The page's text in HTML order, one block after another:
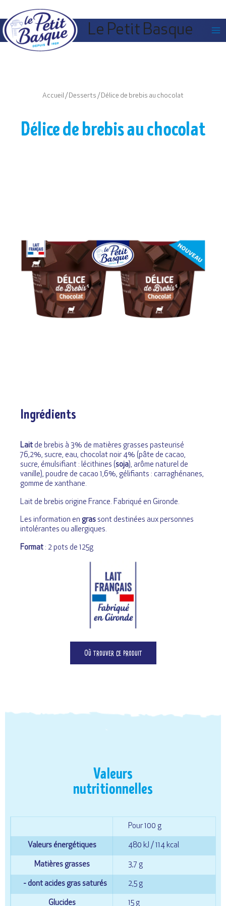
Le Petit Basque
Accueil / Desserts / Délice de brebis au chocolat
Délice de brebis au chocolat
Ingrédients
Lait de brebis à 3% de matières grasses pasteurisé
76,2%, sucre, eau, chocolat noir 4% (pâte de cacao,
sucre, émulsifiant : lécithines (soja), arôme naturel de
vanille), poudre de cacao 1,6%, gélifiants : carraghénanes,
gomme de xanthane.
Lait de brebis origine France. Fabriqué en Gironde.
Les information en gras sont destinées aux personnes
intolérantes ou allergiques.
Format : 2 pots de 125g
Où trouver ce produit
Valeurs
nutritionnelles
Pour 100 g
Valeurs énergétiques 480 kJ / 114 kcal
Matières grasses 3,7 g
- dont acides gras saturés 2,5 g
Glucides 15 g